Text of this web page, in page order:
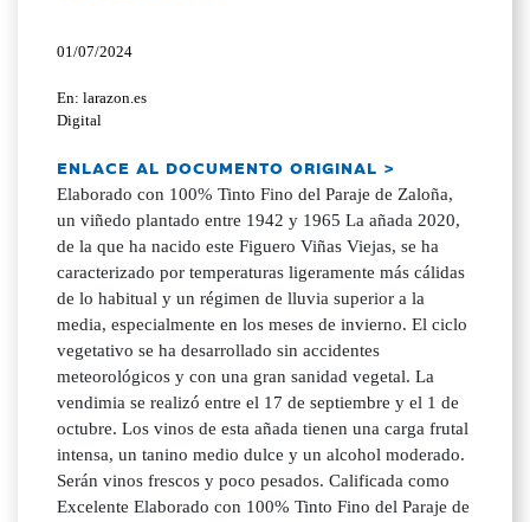
01/07/2024
En: larazon.es
Digital
ENLACE AL DOCUMENTO ORIGINAL >
Elaborado con 100% Tinto Fino del Paraje de Zaloña,
un viñedo plantado entre 1942 y 1965 La añada 2020,
de la que ha nacido este Figuero Viñas Viejas, se ha
caracterizado por temperaturas ligeramente más cálidas
de lo habitual y un régimen de lluvia superior a la
media, especialmente en los meses de invierno. El ciclo
vegetativo se ha desarrollado sin accidentes
meteorológicos y con una gran sanidad vegetal. La
vendimia se realizó entre el 17 de septiembre y el 1 de
octubre. Los vinos de esta añada tienen una carga frutal
intensa, un tanino medio dulce y un alcohol moderado.
Serán vinos frescos y poco pesados. Calificada como
Excelente Elaborado con 100% Tinto Fino del Paraje de